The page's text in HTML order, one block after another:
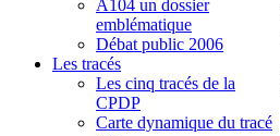
A104 un dossier
emblématique
Débat public 2006
Les tracés
Les cinq tracés de la
CPDP
Carte dynamique du tracé